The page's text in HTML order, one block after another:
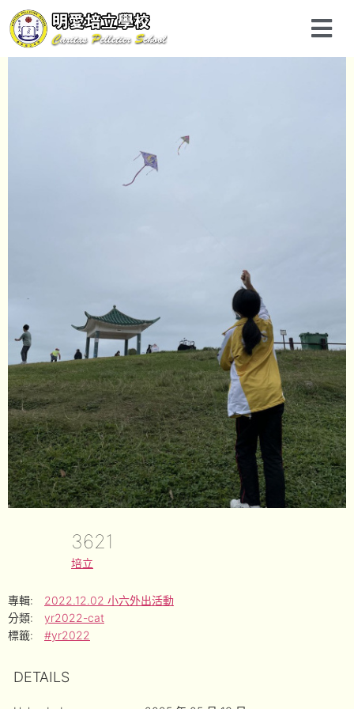
3621
培立
專輯:
2022.12.02 小六外出活動
分類:
yr2022-cat
標籤:
#yr2022
DETAILS